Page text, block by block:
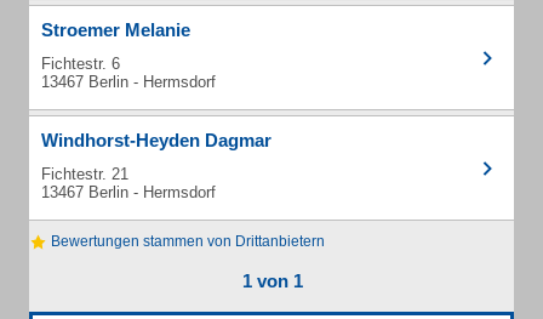
Stroemer Melanie
Fichtestr. 6
13467 Berlin - Hermsdorf
Windhorst-Heyden Dagmar
Fichtestr. 21
13467 Berlin - Hermsdorf
Bewertungen stammen von Drittanbietern
1 von 1